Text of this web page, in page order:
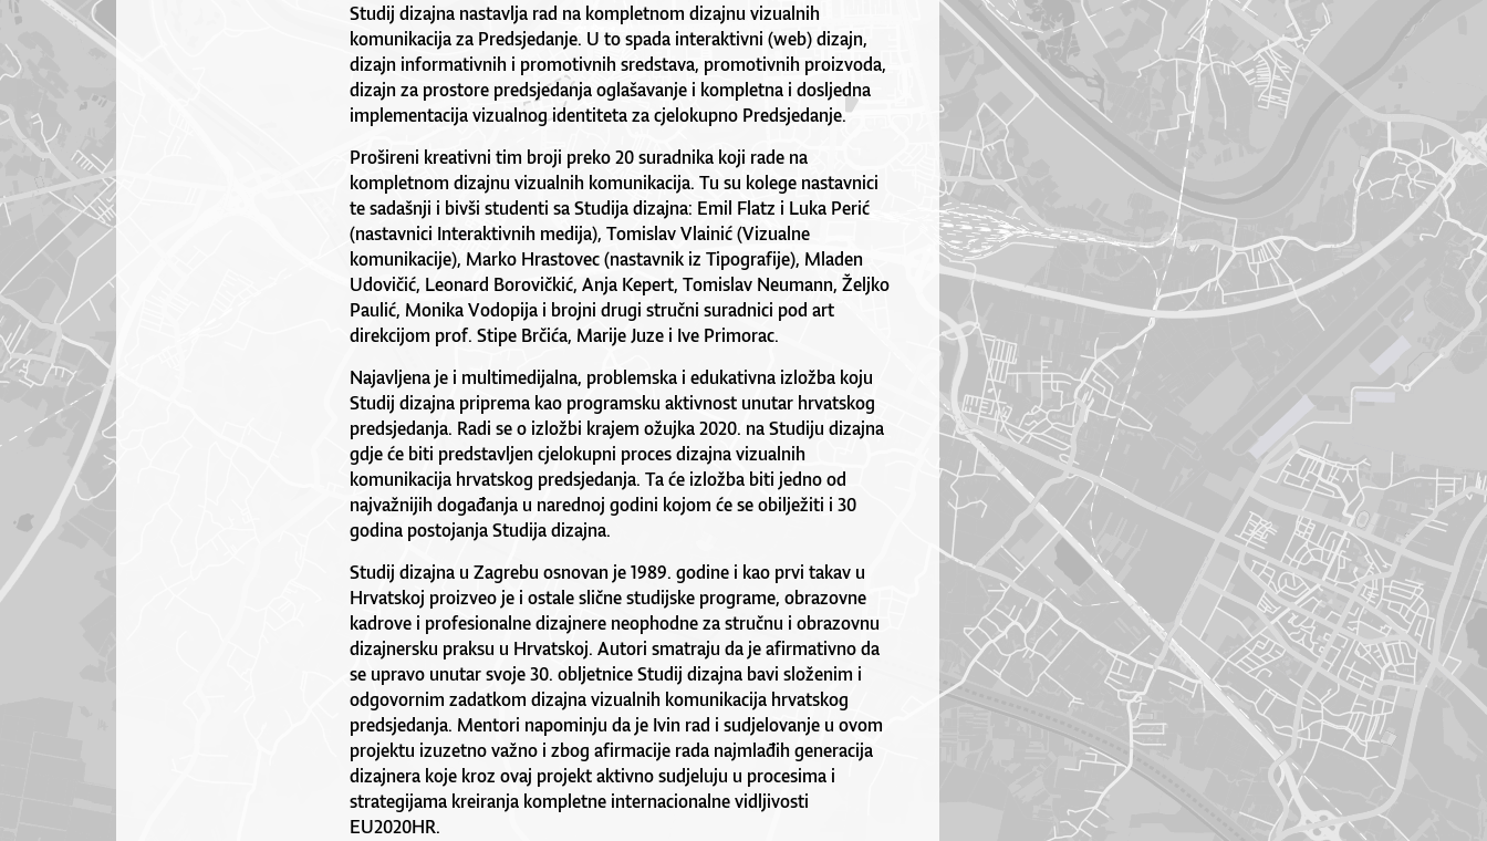
Studij dizajna nastavlja rad na kompletnom dizajnu vizualnih
komunikacija za Predsjedanje. U to spada interaktivni (web) dizajn,
dizajn informativnih i promotivnih sredstava, promotivnih proizvoda,
dizajn za prostore predsjedanja oglašavanje i kompletna i dosljedna
implementacija vizualnog identiteta za cjelokupno Predsjedanje.
Prošireni kreativni tim broji preko 20 suradnika koji rade na
kompletnom dizajnu vizualnih komunikacija. Tu su kolege nastavnici
te sadašnji i bivši studenti sa Studija dizajna: Emil Flatz i Luka Perić
(nastavnici Interaktivnih medija), Tomislav Vlainić (Vizualne
komunikacije), Marko Hrastovec (nastavnik iz Tipografije), Mladen
Udovičić, Leonard Borovičkić, Anja Kepert, Tomislav Neumann, Željko
Paulić, Monika Vodopija i brojni drugi stručni suradnici pod art
direkcijom prof. Stipe Brčića, Marije Juze i Ive Primorac.
Najavljena je i multimedijalna, problemska i edukativna izložba koju
Studij dizajna priprema kao programsku aktivnost unutar hrvatskog
predsjedanja. Radi se o izložbi krajem ožujka 2020. na Studiju dizajna
gdje će biti predstavljen cjelokupni proces dizajna vizualnih
komunikacija hrvatskog predsjedanja. Ta će izložba biti jedno od
najvažnijih događanja u narednoj godini kojom će se obilježiti i 30
godina postojanja Studija dizajna.
Studij dizajna u Zagrebu osnovan je 1989. godine i kao prvi takav u
Hrvatskoj proizveo je i ostale slične studijske programe, obrazovne
kadrove i profesionalne dizajnere neophodne za stručnu i obrazovnu
dizajnersku praksu u Hrvatskoj. Autori smatraju da je afirmativno da
se upravo unutar svoje 30. obljetnice Studij dizajna bavi složenim i
odgovornim zadatkom dizajna vizualnih komunikacija hrvatskog
predsjedanja. Mentori napominju da je Ivin rad i sudjelovanje u ovom
projektu izuzetno važno i zbog afirmacije rada najmlađih generacija
dizajnera koje kroz ovaj projekt aktivno sudjeluju u procesima i
strategijama kreiranja kompletne internacionalne vidljivosti
EU2020HR.